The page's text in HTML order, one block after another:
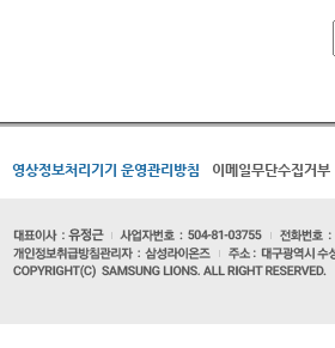
영상정보처리기기 운영관리방침 이메일무단수집거부